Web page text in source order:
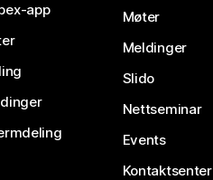
app
Møter
Meldinger
Slido
Nettseminar
Events
Kontaktsenter